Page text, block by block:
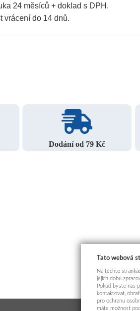
24 měsíců + doklad s DPH.
vrácení do 14 dnů.
Dodání od 79 Kč
Tato webová
Na těchto
jejich dobu
Pokud byste nás
kontaktovat,
pro ochranu
máte možnost